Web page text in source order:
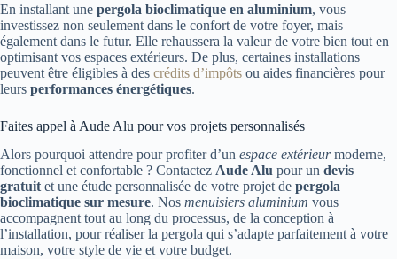
En installant une pergola bioclimatique en aluminium, vous
investissez non seulement dans le confort de votre foyer, mais
également dans le futur. Elle rehaussera la valeur de votre bien tout en
optimisant vos espaces extérieurs. De plus, certaines installations
peuvent être éligibles à des crédits d’impôts ou aides financières pour
leurs performances énergétiques.
Faites appel à Aude Alu pour vos projets personnalisés
Alors pourquoi attendre pour profiter d’un espace extérieurmoderne,
fonctionnel et confortable ? Contactez Aude Alu pour un devis
gratuit et une étude personnalisée de votre projet de pergola
bioclimatique sur mesure. Nos menuisiers aluminium vous
accompagnent tout au long du processus, de la conception à
l’installation, pour réaliser la pergola qui s’adapte parfaitement à votre
maison, votre style de vie et votre budget.